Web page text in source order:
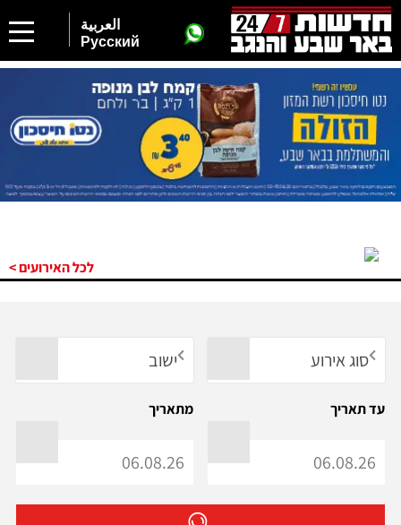
العربية
Русский
לכל האירועים >
ישוב סוג אירוע
מתאריך עד תאריך